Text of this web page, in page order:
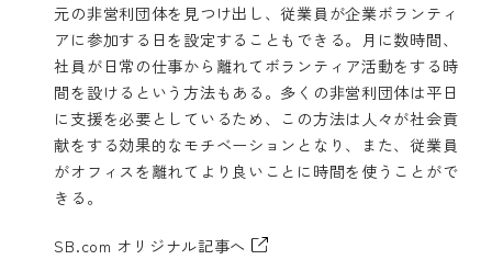
元の非営利団体を見つけ出し、従業員が企業ボランティ
アに参加する日を設定することもできる。月に数時間、
社員が日常の仕事から離れてボランティア活動をする時
間を設けるという方法もある。多くの非営利団体は平日
に支援を必要としているため、この方法は人々が社会貢
献をする効果的なモチベーションとなり、また、従業員
がオフィスを離れてより良いことに時間を使うことがで
きる。
SB.com オリジナル記事へ